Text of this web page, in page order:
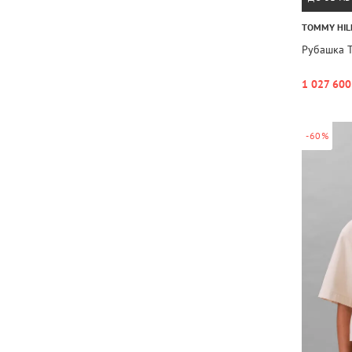
TOMMY
Рубашка
1 027
-60%